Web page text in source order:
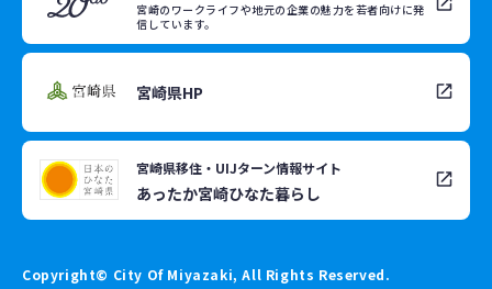
宮崎のワークライフや地元の企業の魅力を若者向けに発
信しています。
宮崎県HP
宮崎県移住・UIJターン情報サイト
あったか宮崎ひなた暮らし
Copyright© City Of Miyazaki, All Rights Reserved.